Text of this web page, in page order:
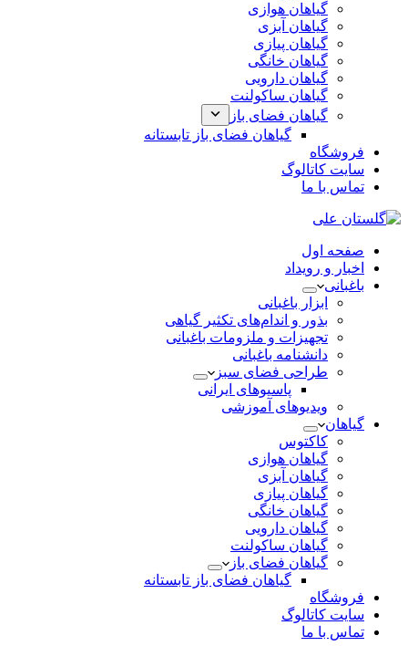
گیاهان هوازی
گیاهان آبزی
گیاهان پیازی
گیاهان خانگی
گیاهان دارویی
گیاهان ساکولنت
گیاهان فضای باز
گیاهان فضای باز تابستانه
فروشگاه
سایت کاتالوگ
تماس با ما
صفحه اول
اخبار و رویداد
باغبانی
ابزار باغبانی
بذور و اندام‌های تکثیر گیاهی
تجهیزات و ملزومات باغبانی
دانشنامه باغبانی
طراحی فضای سبز
پاسیوهای ایرانی
ویدیوهای آموزشی
گیاهان
کاکتوس
گیاهان هوازی
گیاهان آبزی
گیاهان پیازی
گیاهان خانگی
گیاهان دارویی
گیاهان ساکولنت
گیاهان فضای باز
گیاهان فضای باز تابستانه
فروشگاه
سایت کاتالوگ
تماس با ما